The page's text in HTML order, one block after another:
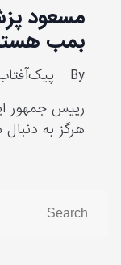
مسعود
بمب
By پیک‌آفتاب
رییس جمهور
هرگز به